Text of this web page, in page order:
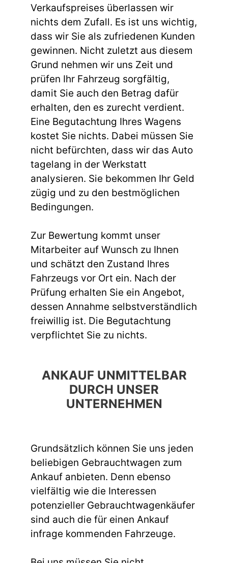
Verkaufspreises überlassen wir
nichts dem Zufall. Es ist uns wichtig,
dass wir Sie als zufriedenen Kunden
gewinnen. Nicht zuletzt aus diesem
Grund nehmen wir uns Zeit und
prüfen Ihr Fahrzeug sorgfältig,
damit Sie auch den Betrag dafür
erhalten, den es zurecht verdient.
Eine Begutachtung Ihres Wagens
kostet Sie nichts. Dabei müssen Sie
nicht befürchten, dass wir das Auto
tagelang in der Werkstatt
analysieren. Sie bekommen Ihr Geld
zügig und zu den bestmöglichen
Bedingungen.
Zur Bewertung kommt unser
Mitarbeiter auf Wunsch zu Ihnen
und schätzt den Zustand Ihres
Fahrzeugs vor Ort ein. Nach der
Prüfung erhalten Sie ein Angebot,
dessen Annahme selbstverständlich
freiwillig ist. Die Begutachtung
verpflichtet Sie zu nichts.
ANKAUF UNMITTELBAR
DURCH UNSER
UNTERNEHMEN
Grundsätzlich können Sie uns jeden
beliebigen Gebrauchtwagen zum
Ankauf anbieten. Denn ebenso
vielfältig wie die Interessen
potenzieller Gebrauchtwagenkäufer
sind auch die für einen Ankauf
infrage kommenden Fahrzeuge.